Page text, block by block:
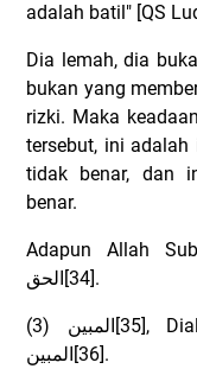
adalah batil" [QS
Dia lemah, dia
bukan yang
rizki. Maka
tersebut, ini
tidak benar, dan
benar.
Adapun Allah
الحق[34].
(3) المبين[35],
المبين[36].